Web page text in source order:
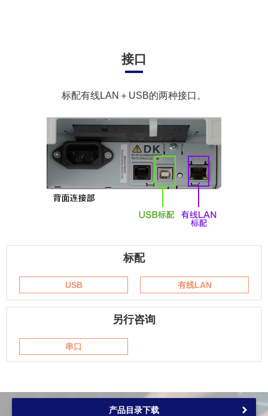
接口
标配有线LAN＋USB的两种接口。
标配
USB 有线LAN
另行咨询
串口
产品目录下载